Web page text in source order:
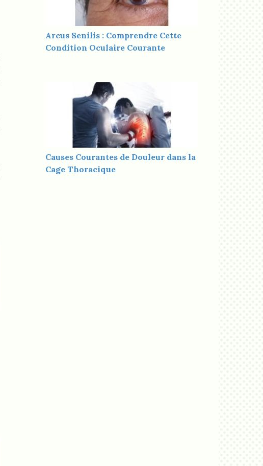
Arcus Senilis : Comprendre Cette
Condition Oculaire Courante
Causes Courantes de Douleur dans la
Cage Thoracique